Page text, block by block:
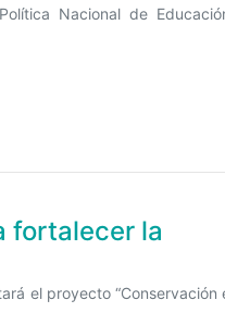
Nacional de
fortalecer la
el proyecto “Conservación